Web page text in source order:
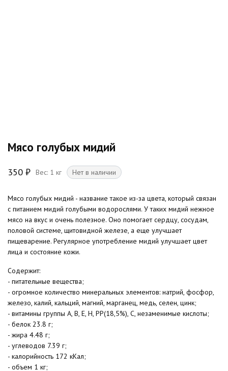
Мясо голубых мидий
350 ₽ Вес: 1 кг Нет в наличии
Мясо голубых мидий - название такое из-за цвета, который связан
с питанием мидий голубыми водорослями. У таких мидий нежное
мясо на вкус и очень полезное. Оно помогает сердцу, сосудам,
половой системе, щитовидной железе, а еще улучшает
пищеварение. Регулярное употребление мидий улучшает цвет
лица и состояние кожи.
Содержит:
- питательные вещества;
- огромное количество минеральных элементов: натрий, фосфор,
железо, калий, кальций, магний, марганец, медь, селен, цинк;
- витамины группы А, В, Е, Н, РР(18,5%), С, незаменимые кислоты;
- белок 23.8 г;
- жира 4.48 г;
- углеводов 7.39 г;
- калорийность 172 кКал;
- объем 1 кг;